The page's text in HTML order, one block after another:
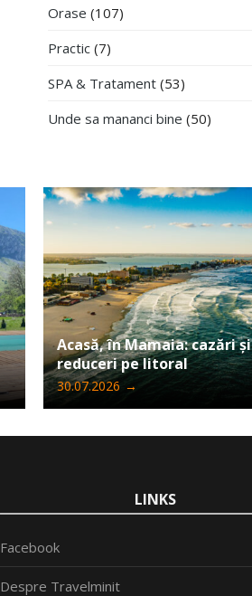
Orase (107)
Practic (7)
SPA & Tratament (53)
Unde sa mananci bine (50)
Acasă, în Mamaia: cazări și
reduceri pe litoral
30.07.2026 →
LINKS
Facebook
Despre Travelminit